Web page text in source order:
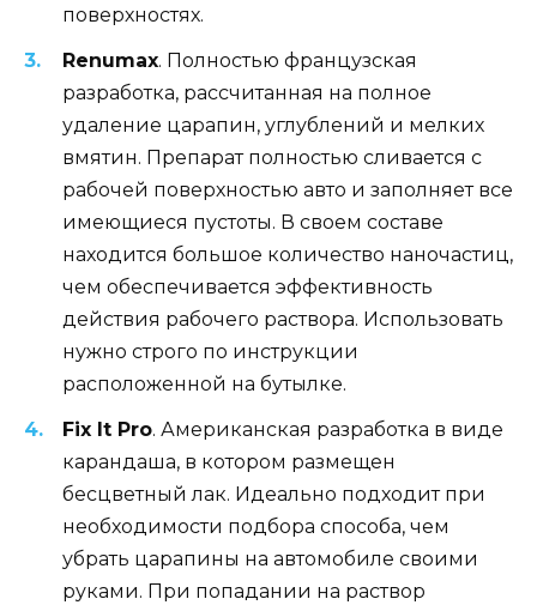
поверхностях.
Renumax. Полностью французская
разработка, рассчитанная на полное
удаление царапин, углублений и мелких
вмятин. Препарат полностью сливается с
рабочей поверхностью авто и заполняет все
имеющиеся пустоты. В своем составе
находится большое количество наночастиц,
чем обеспечивается эффективность
действия рабочего раствора. Использовать
нужно строго по инструкции
расположенной на бутылке.
Fix It Pro. Американская разработка в виде
карандаша, в котором размещен
бесцветный лак. Идеально подходит при
необходимости подбора способа, чем
убрать царапины на автомобиле своими
руками. При попадании на раствор